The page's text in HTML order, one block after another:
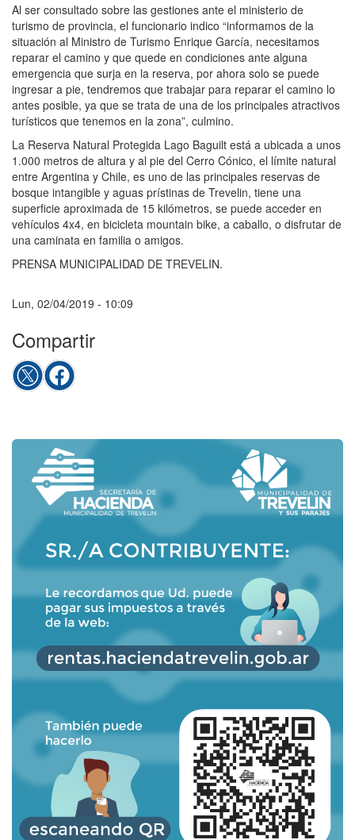
Al ser consultado sobre las gestiones ante el ministerio de
turismo de provincia, el funcionario indico “informamos de la
situación al Ministro de Turismo Enrique García, necesitamos
reparar el camino y que quede en condiciones ante alguna
emergencia que surja en la reserva, por ahora solo se puede
ingresar a pie, tendremos que trabajar para reparar el camino lo
antes posible, ya que se trata de una de los principales atractivos
turísticos que tenemos en la zona”, culmino.
La Reserva Natural Protegida Lago Baguilt está a ubicada a unos
1.000 metros de altura y al pie del Cerro Cónico, el límite natural
entre Argentina y Chile, es uno de las principales reservas de
bosque intangible y aguas prístinas de Trevelin, tiene una
superficie aproximada de 15 kilómetros, se puede acceder en
vehículos 4x4, en bicicleta mountain bike, a caballo, o disfrutar de
una caminata en familia o amigos.
PRENSA MUNICIPALIDAD DE TREVELIN.
Lun, 02/04/2019 - 10:09
Compartir